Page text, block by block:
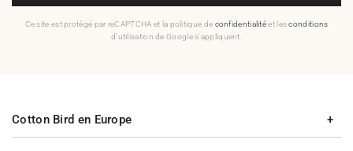
Ce site est protégé par reCAPTCHA et la politique de confidentialitéet lesconditions
d'utilisation de Google s'appliquent.
Cotton Bird en Europe